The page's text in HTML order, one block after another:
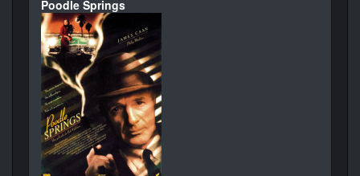
Poodle Springs